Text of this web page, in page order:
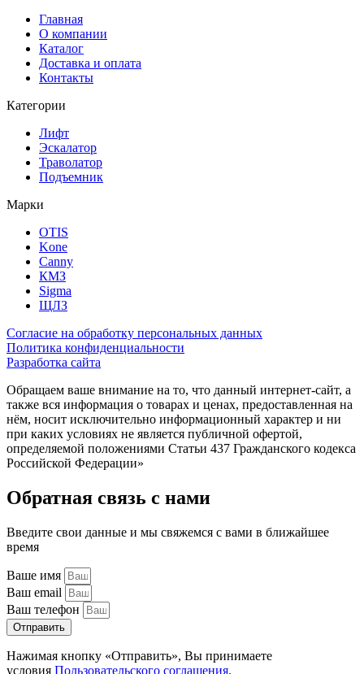
Главная
О компании
Каталог
Доставка и оплата
Контакты
Категории
Лифт
Эскалатор
Траволатор
Подъемник
Марки
OTIS
Kone
Canny
КМЗ
Sigma
ЩЛЗ
Согласие на обработку персональных данных
Политика конфиденциальности
Разработка сайта
Обращаем ваше внимание на то, что данный интернет-сайт, а
также вся информация о товарах и ценах, предоставленная на
нём, носит исключительно информационный характер и ни
при каких условиях не является публичной офертой,
определяемой положениями Статьи 437 Гражданского кодекса
Российской Федерации»
Обратная связь с нами
Введите свои данные и мы свяжемся с вами в ближайшее
время
Ваше имя
Ваш email
Ваш телефон
Отправить
Нажимая кнопку «Отправить», Вы принимаете
условия Пользовательского соглашения.